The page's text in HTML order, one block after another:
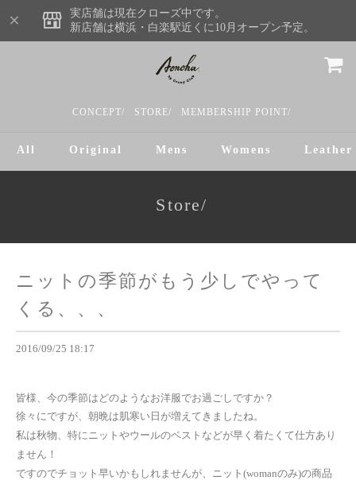
実店舗は現在クローズ中です。
新店舗は横浜・白楽駅近くに10月オープン予定。
CONCEPT/ STORE/ MEMBERSHIP POINT/
All Original Mens Womens Leather
Store/
ニットの季節がもう少しでやって
くる、、、
2016/09/25 18:17
皆様、今の季節はどのようなお洋服でお過ごしですか？
徐々にですが、朝晩は肌寒い日が増えてきましたね。
私は秋物、特にニットやウールのベストなどが早く着たくて仕方あり
ません！
ですのでチョット早いかもしれませんが、ニット(womanのみ)の商品